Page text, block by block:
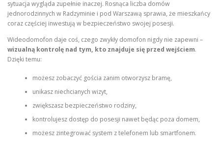
sytuacja wygląda zupełnie inaczej. Rosnąca liczba domów
jednorodzinnych w Radzyminie i pod Warszawą sprawia, że mieszkańcy
coraz częściej inwestują w bezpieczeństwo swojej posesji.
Wideodomofon daje coś, czego zwykły domofon nigdy nie zapewni –
wizualną kontrolę nad tym, kto znajduje się przed wejściem.
Dzięki temu:
możesz zobaczyć gościa zanim otworzysz bramę,
unikasz niechcianych wizyt,
zwiększasz bezpieczeństwo rodziny,
kontrolujesz dostęp do posesji nawet będąc poza domem,
możesz zintegrować system z telefonem lub smartfonem.